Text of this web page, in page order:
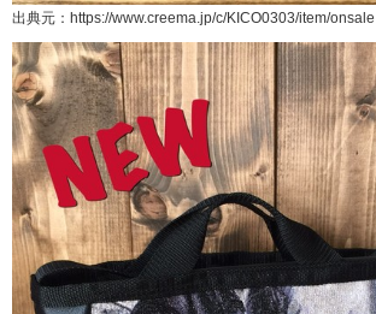
出典元：https://www.creema.jp/c/KICO0303/item/onsale